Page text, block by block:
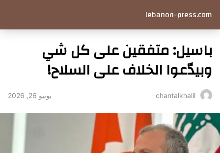
lebanon-press.com
باسيل: متفقين على كل شي
وبيدّعوا الخلاف على السلاح!
chantalkhalil يونيو 26, 2026